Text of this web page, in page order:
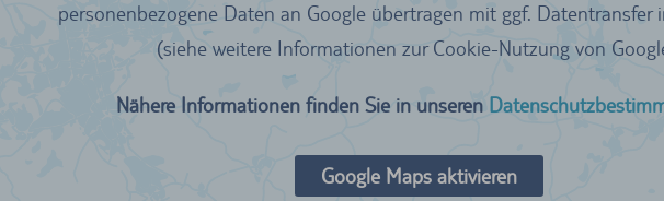
personenbezogene Daten an Google übertragen mit ggf. Datentransfer
(siehe weitere Informationen zur Cookie-Nutzung von
Nähere Informationen finden Sie in unseren
Google Maps aktivieren